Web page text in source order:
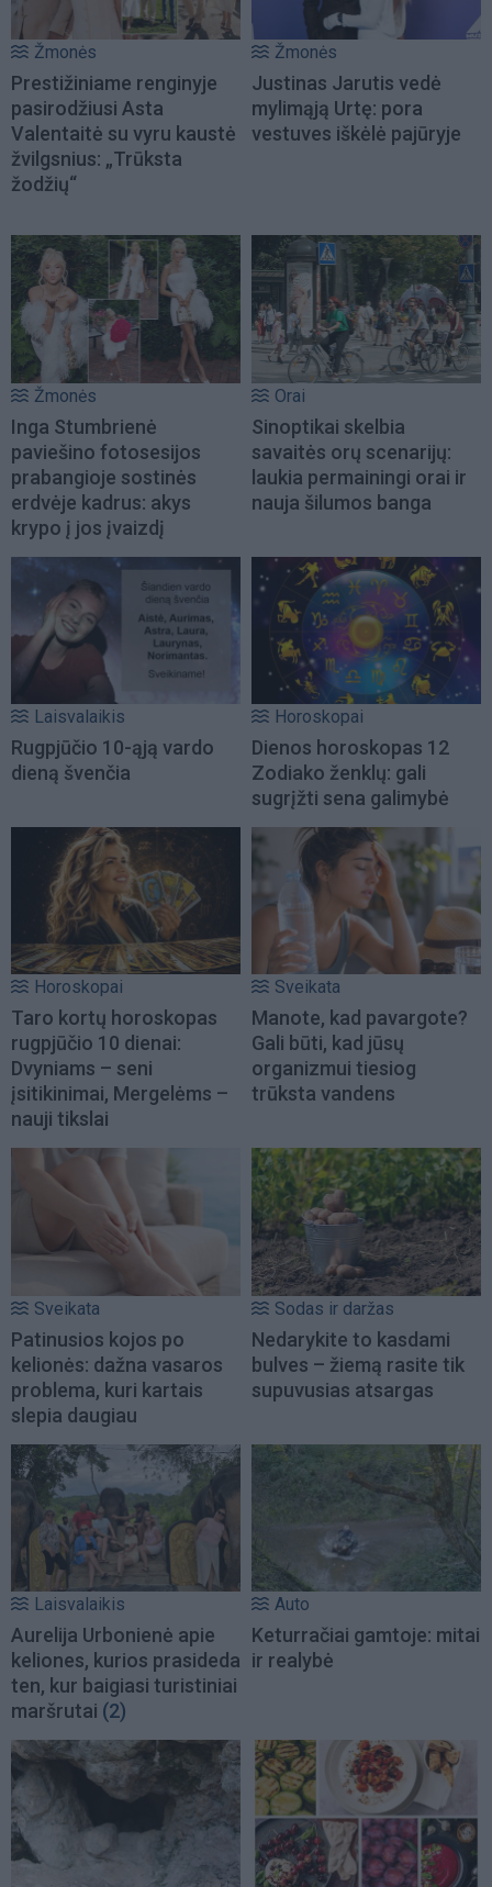
Žmonės
Prestižiniame renginyje
pasirodžiusi Asta
Valentaitė su vyru kaustė
žvilgsnius: „Trūksta
žodžių“
Žmonės
Justinas Jarutis vedė
mylimąją Urtę: pora
vestuves iškėlė pajūryje
Žmonės
Inga Stumbrienė
paviešino fotosesijos
prabangioje sostinės
erdvėje kadrus: akys
krypo į jos įvaizdį
Orai
Sinoptikai skelbia
savaitės orų scenarijų:
laukia permainingi orai ir
nauja šilumos banga
Laisvalaikis
Rugpjūčio 10-ąją vardo
dieną švenčia
Horoskopai
Dienos horoskopas 12
Zodiako ženklų: gali
sugrįžti sena galimybė
Horoskopai
Taro kortų horoskopas
rugpjūčio 10 dienai:
Dvyniams – seni
įsitikinimai, Mergelėms –
nauji tikslai
Sveikata
Manote, kad pavargote?
Gali būti, kad jūsų
organizmui tiesiog
trūksta vandens
Sveikata
Patinusios kojos po
kelionės: dažna vasaros
problema, kuri kartais
slepia daugiau
Sodas ir daržas
Nedarykite to kasdami
bulves – žiemą rasite tik
supuvusias atsargas
Laisvalaikis
Aurelija Urbonienė apie
keliones, kurios prasideda
ten, kur baigiasi turistiniai
maršrutai (2)
Auto
Keturračiai gamtoje: mitai
ir realybė